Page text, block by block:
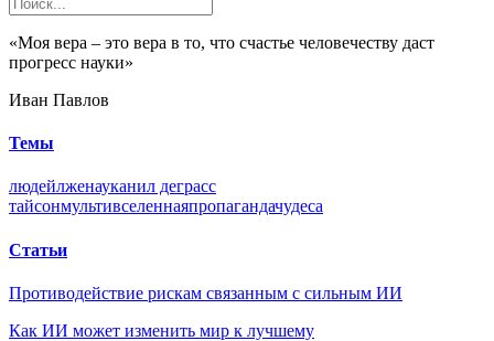
«Моя вера – это вера в то, что счастье человечеству даст
прогресс науки»
Иван Павлов
Темы
людейлженауканил деграсс
тайсонмультивселеннаяпропагандачудеса
Статьи
Противодействие рискам связанным с сильным ИИ
Как ИИ может изменить мир к лучшему